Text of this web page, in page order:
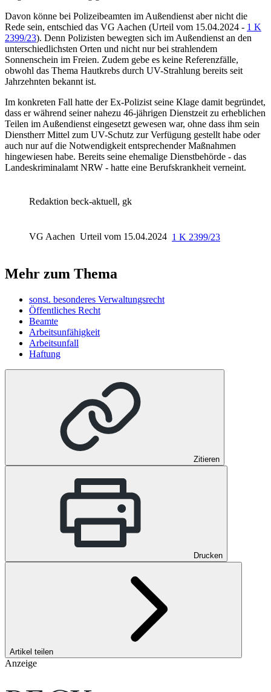
Davon könne bei Polizeibeamten im Außendienst aber nicht die
Rede sein, entschied das VG Aachen (Urteil vom 15.04.2024 - 1 K
2399/23). Denn Polizisten bewegten sich im Außendienst an den
unterschiedlichsten Orten und nicht nur bei strahlendem
Sonnenschein im Freien. Zudem gebe es keine Referenzfälle,
obwohl das Thema Hautkrebs durch UV-Strahlung bereits seit
Jahrzehnten bekannt ist.
Im konkreten Fall hatte der Ex-Polizist seine Klage damit begründet,
dass er während seiner nahezu 46-jährigen Dienstzeit zu erheblichen
Teilen im Außendienst eingesetzt gewesen war, ohne dass ihm sein
Dienstherr Mittel zum UV-Schutz zur Verfügung gestellt habe oder
auch nur auf die Notwendigkeit entsprechender Maßnahmen
hingewiesen habe. Bereits seine ehemalige Dienstbehörde - das
Landeskriminalamt NRW - hatte eine Berufskrankheit verneint.
Redaktion beck-aktuell, gk
VG Aachen Urteil vom 15.04.2024 1 K 2399/23
Mehr zum Thema
sonst. besonderes Verwaltungsrecht
Öffentliches Recht
Beamte
Arbeitsunfähigkeit
Arbeitsunfall
Haftung
Zitieren
Drucken
Artikel teilen
Anzeige